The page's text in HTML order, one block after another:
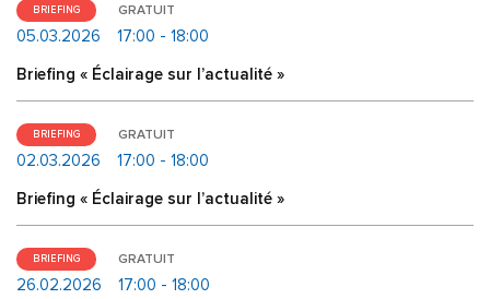
BRIEFING GRATUIT
05.03.2026
17:00 - 18:00
Briefing « Éclairage sur l’actualité »
BRIEFING GRATUIT
02.03.2026
17:00 - 18:00
Briefing « Éclairage sur l’actualité »
BRIEFING GRATUIT
26.02.2026
17:00 - 18:00